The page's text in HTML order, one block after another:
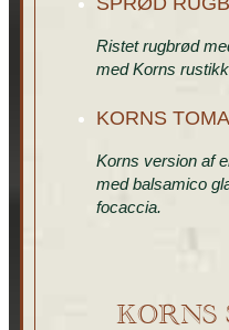
Ristet rugbrød
med Korns
KORNS
Korns version af
med balsamico
focaccia.
KORNS